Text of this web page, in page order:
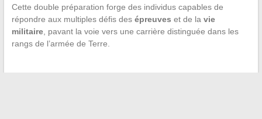
Cette double préparation forge des individus capables de
répondre aux multiples défis des épreuves et de la vie
militaire, pavant la voie vers une carrière distinguée dans les
rangs de l’armée de Terre.